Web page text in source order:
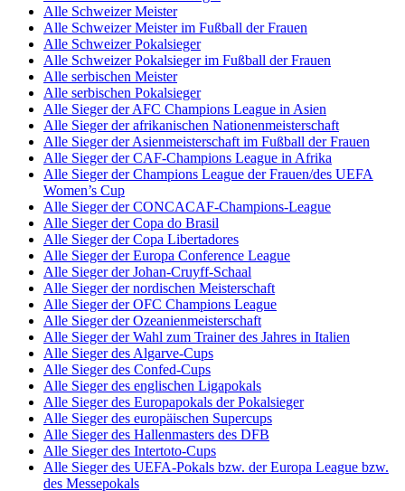
Alle Schweizer Meister
Alle Schweizer Meister im Fußball der Frauen
Alle Schweizer Pokalsieger
Alle Schweizer Pokalsieger im Fußball der Frauen
Alle serbischen Meister
Alle serbischen Pokalsieger
Alle Sieger der AFC Champions League in Asien
Alle Sieger der afrikanischen Nationenmeisterschaft
Alle Sieger der Asienmeisterschaft im Fußball der Frauen
Alle Sieger der CAF-Champions League in Afrika
Alle Sieger der Champions League der Frauen/des UEFA
Women’s Cup
Alle Sieger der CONCACAF-Champions-League
Alle Sieger der Copa do Brasil
Alle Sieger der Copa Libertadores
Alle Sieger der Europa Conference League
Alle Sieger der Johan-Cruyff-Schaal
Alle Sieger der nordischen Meisterschaft
Alle Sieger der OFC Champions League
Alle Sieger der Ozeanienmeisterschaft
Alle Sieger der Wahl zum Trainer des Jahres in Italien
Alle Sieger des Algarve-Cups
Alle Sieger des Confed-Cups
Alle Sieger des englischen Ligapokals
Alle Sieger des Europapokals der Pokalsieger
Alle Sieger des europäischen Supercups
Alle Sieger des Hallenmasters des DFB
Alle Sieger des Intertoto-Cups
Alle Sieger des UEFA-Pokals bzw. der Europa League bzw.
des Messepokals